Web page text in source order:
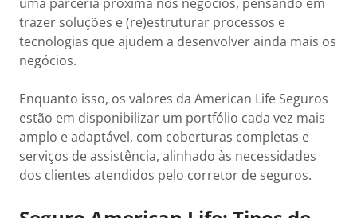
trazer soluções e (re)estruturar processos e
tecnologias que ajudem a desenvolver ainda mais os
negócios.
Enquanto isso, os valores da American Life Seguros
estão em disponibilizar um portfólio cada vez mais
amplo e adaptável, com coberturas completas e
serviços de assistência, alinhado às necessidades
dos clientes atendidos pelo corretor de seguros.